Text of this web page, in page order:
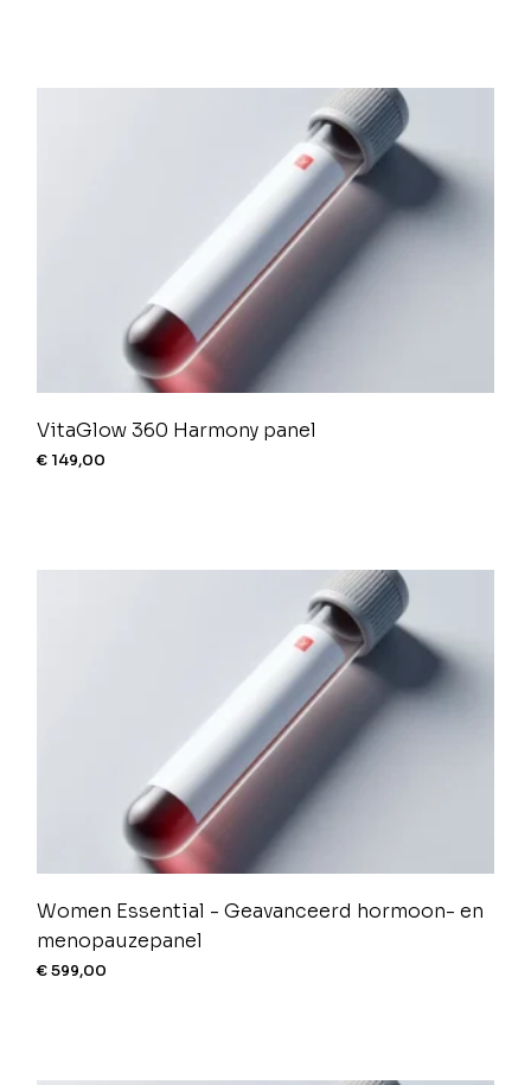
VitaGlow 360 Harmony panel
€ 149,00
Women Essential - Geavanceerd hormoon- en
menopauzepanel
€599,00